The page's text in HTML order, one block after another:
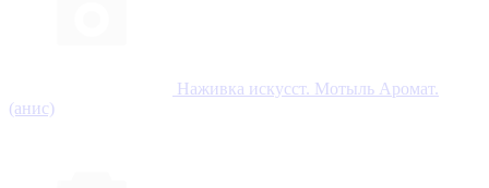
Наживка искусст. Мотыль Аромат.
(анис)